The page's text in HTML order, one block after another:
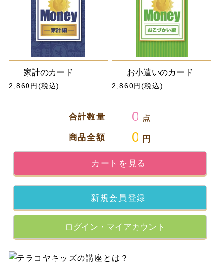
家計のカード
2,860円(税込)
お小遣いのカード
2,860円(税込)
合計数量 0 点
商品全額 0 円
カートを見る
新規会員登録
ログイン・マイアカウント